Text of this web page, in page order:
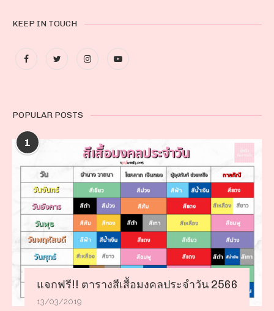
KEEP IN TOUCH
POPULAR POSTS
1
แจกฟรี!! ตารางสีเสื้อมงคลประจำวัน 2566
13/03/2019